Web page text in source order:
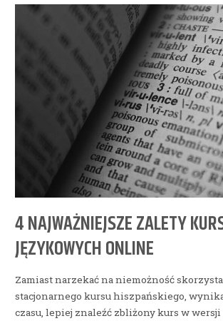
4 NAJWAŻNIEJSZE ZALETY
JĘZYKOWYCH ONLINE
Zamiast narzekać na niemożność
stacjonarnego kursu hiszpańskiego,
czasu, lepiej znaleźć zbliżony kurs w